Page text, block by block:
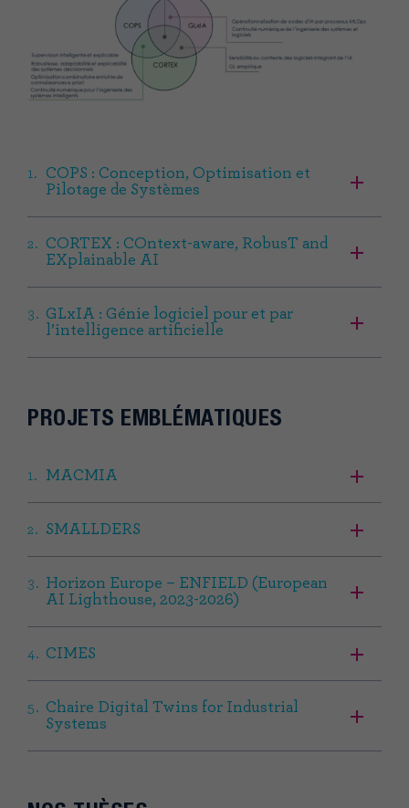
COPS : Conception, Optimisation et
Pilotage de Systèmes
CORTEX : COntext-aware, RobusT and
EXplainable AI
GLxIA : Génie logiciel pour et par
l’intelligence artificielle
PROJETS EMBLÉMATIQUES
MACMIA
SMALLDERS
Horizon Europe – ENFIELD (European
AI Lighthouse, 2023-2026)
CIMES
Chaire Digital Twins for Industrial
Systems